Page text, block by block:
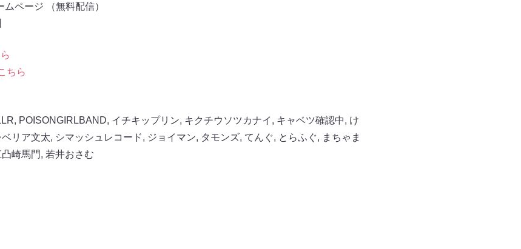
ページ （無料配信）
ちら
, POISONGIRLBAND, イチキップリン, キクチウソツカナイ , キャベツ確認中, け
ベリア文太, シマッシュレコード, ジョイマン, タモンズ, てんぐ, とらふぐ, まちゃま
崎馬門, 若井おさむ